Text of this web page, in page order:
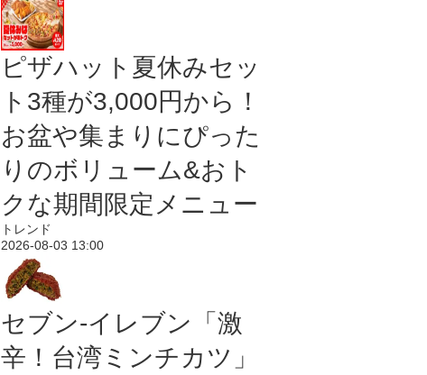
ピザハット夏休みセッ
ト3種が3,000円から！
お盆や集まりにぴった
りのボリューム&おト
クな期間限定メニュー
トレンド
2026-08-03 13:00
セブン-イレブン「激
辛！台湾ミンチカツ」